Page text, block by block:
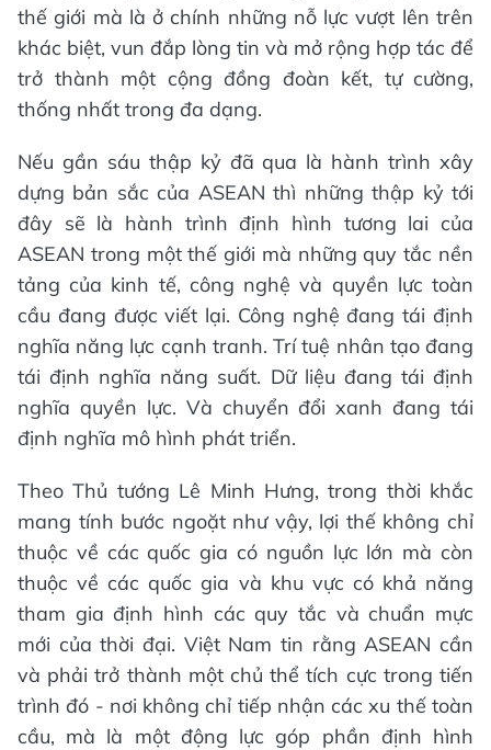
thế giới mà là ở chính những nỗ lực vượt lên trên
khác biệt, vun đắp lòng tin và mở rộng hợp tác để
trở thành một cộng đồng đoàn kết, tự cường,
thống nhất trong đa dạng.
Nếu gần sáu thập kỷ đã qua là hành trình xây
dựng bản sắc của ASEAN thì những thập kỷ tới
đây sẽ là hành trình định hình tương lai của
ASEAN trong một thế giới mà những quy tắc nền
tảng của kinh tế, công nghệ và quyền lực toàn
cầu đang được viết lại. Công nghệ đang tái định
nghĩa năng lực cạnh tranh. Trí tuệ nhân tạo đang
tái định nghĩa năng suất. Dữ liệu đang tái định
nghĩa quyền lực. Và chuyển đổi xanh đang tái
định nghĩa mô hình phát triển.
Theo Thủ tướng Lê Minh Hưng, trong thời khắc
mang tính bước ngoặt như vậy, lợi thế không chỉ
thuộc về các quốc gia có nguồn lực lớn mà còn
thuộc về các quốc gia và khu vực có khả năng
tham gia định hình các quy tắc và chuẩn mực
mới của thời đại. Việt Nam tin rằng ASEAN cần
và phải trở thành một chủ thể tích cực trong tiến
trình đó - nơi không chỉ tiếp nhận các xu thế toàn
cầu, mà là một động lực góp phần định hình